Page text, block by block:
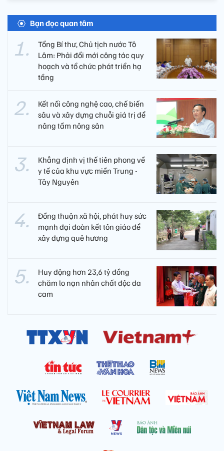
Bạn đọc quan tâm
Tổng Bí thư, Chủ tịch nước Tô
Lâm: Phải đổi mới công tác quy
hoạch và tổ chức phát triển hạ
tầng
Kết nối công nghệ cao, chế biến
sâu và xây dựng chuỗi giá trị để
nâng tầm nông sản
Khẳng định vị thế tiên phong về
y tế của khu vực miền Trung -
Tây Nguyên ​
Đồng thuận xã hội, phát huy sức
mạnh đại đoàn kết tôn giáo để
xây dựng quê hương
Huy động hơn 23,6 tỷ đồng
chăm lo nạn nhân chất độc da
cam